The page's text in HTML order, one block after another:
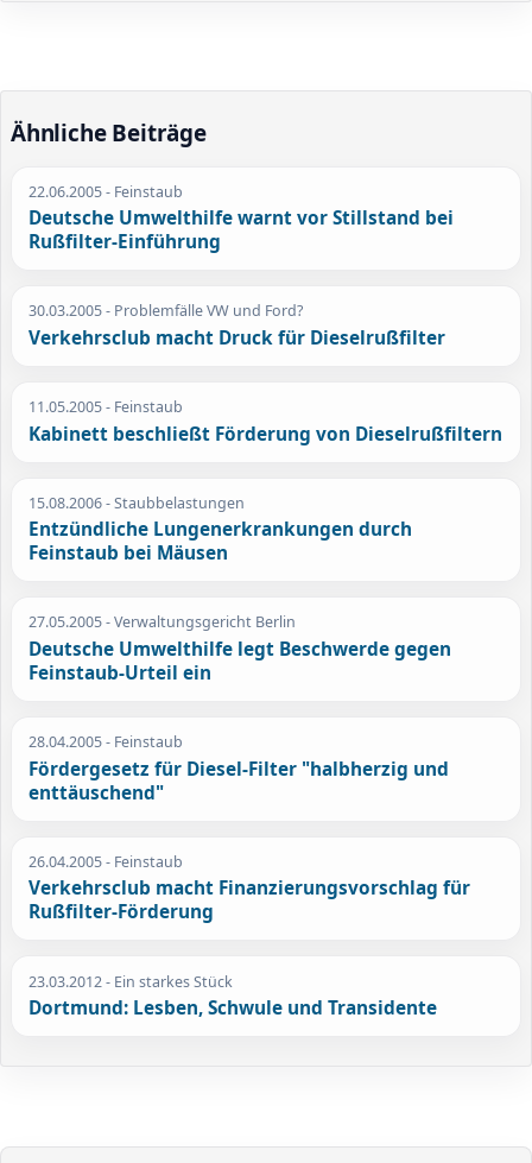
Ähnliche Beiträge
22.06.2005- Feinstaub
Deutsche Umwelthilfe warnt vor Stillstand bei
Rußfilter-Einführung
30.03.2005- Problemfälle VW und Ford?
Verkehrsclub macht Druck für Dieselrußfilter
11.05.2005- Feinstaub
Kabinett beschließt Förderung von Dieselrußfiltern
15.08.2006- Staubbelastungen
Entzündliche Lungenerkrankungen durch
Feinstaub bei Mäusen
27.05.2005- Verwaltungsgericht Berlin
Deutsche Umwelthilfe legt Beschwerde gegen
Feinstaub-Urteil ein
28.04.2005- Feinstaub
Fördergesetz für Diesel-Filter "halbherzig und
enttäuschend"
26.04.2005- Feinstaub
Verkehrsclub macht Finanzierungsvorschlag für
Rußfilter-Förderung
23.03.2012- Ein starkes Stück
Dortmund: Lesben, Schwule und Transidente